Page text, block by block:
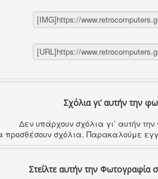
Σχόλια γι’ αυτήν την
Δεν υπάρχουν σχόλια γι’ αυτήν
προσθέσουν σχόλια. Παρακαλούμε
Στείλτε αυτήν την Φωτογραφία